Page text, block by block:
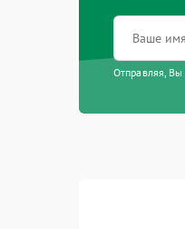
Отправляя, Вы